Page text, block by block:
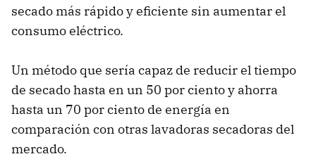
secado más rápido y eficiente sin aumentar el
consumo eléctrico.
Un método que sería capaz de reducir el tiempo
de secado hasta en un 50 por ciento y ahorra
hasta un 70 por ciento de energía en
comparación con otras lavadoras secadoras del
mercado.